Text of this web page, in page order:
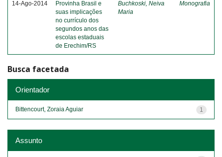
14-Ago-2014
Provinha Brasil e
suas implicações
no currículo dos
segundos anos das
escolas estaduais
de Erechim/RS
Buchkoski, Neiva
Maria
Monografia
Busca facetada
Orientador
1
Bittencourt, Zoraia Aguiar
Assunto